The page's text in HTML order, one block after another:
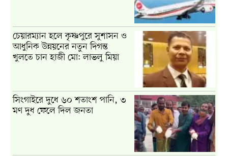
চেয়ারম্যান হলে কৃষ্ণপুরে সুশাসন ও
আধুনিক উন্নয়নের নতুন দিগন্ত
খুলতে চান হাজী মো: লাভলু মিয়া
সিংগাইরে দুধে ৬০ শতাংশ পানি, ৩
মণ দুধ ফেলে দিল জনতা